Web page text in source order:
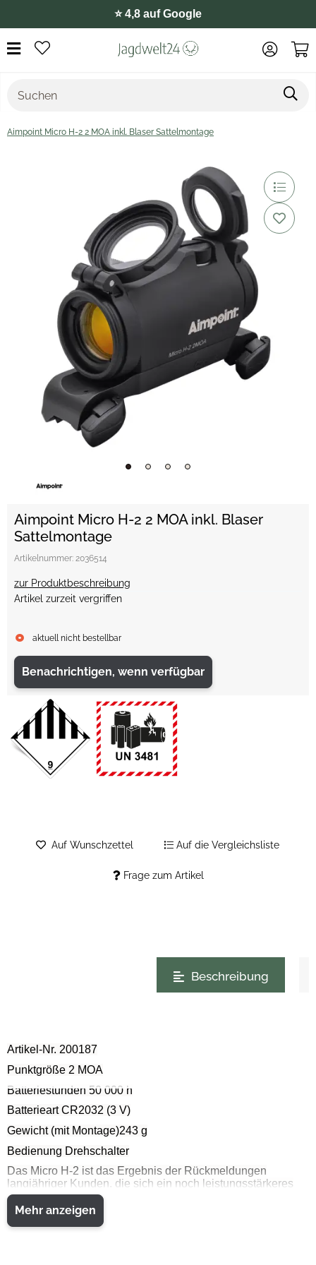
⭐️ 4,8 auf Google
Aimpoint Micro H-2 2 MOA inkl. Blaser Sattelmontage
Aimpoint Micro H-2 2 MOA inkl. Blaser
Sattelmontage
Artikelnummer: 2036514
zur Produktbeschreibung
Artikel zurzeit vergriffen
aktuell nicht bestellbar
Benachrichtigen, wenn verfügbar
Frage zum Artikel
Auf Wunschzettel Auf die Vergleichsliste
Beschreibung
Artikel-Nr. 200187
Punktgröße 2 MOA
Batteriestunden 50 000 h
Batterieart CR2032 (3 V)
Gewicht (mit Montage)243 g
Bedienung Drehschalter
Das Micro H-2 ist das Ergebnis der Rückmeldungen
langjähriger Kunden, die sich ein noch leistungsstärkeres
Micro-Visier wünschten.
Mit einem neu entwickelten und verstärkten Gehäusekörper
und Flip-Up-Abdeckungen zum Schutz der Linsen kann das
Mehr anzeigen